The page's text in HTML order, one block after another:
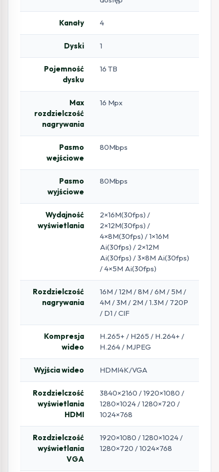
Kanały 4
Dyski 1
Pojemność
dysku
16 TB
Max
rozdzielczość
nagrywania
16 Mpx
Pasmo
wejściowe
80Mbps
Pasmo
wyjściowe
80Mbps
Wydajność
wyświetlania
2×16M(30fps) /
2×12M(30fps) /
4×8M(30fps) / 1×16M
Ai(30fps) / 2×12M
Ai(30fps) / 3×8M Ai(30fps)
/ 4×5M Ai(30fps)
Rozdzielczość
nagrywania
16M / 12M / 8M / 6M / 5M /
4M / 3M / 2M / 1.3M / 720P
/ D1 / CIF
Kompresja
wideo
H.265+ / H265 / H.264+ /
H.264 / MJPEG
Wyjścia wideo HDMI4K/VGA
Rozdzielczość
wyświetlania
HDMI
3840×2160 / 1920×1080 /
1280×1024 / 1280×720 /
1024×768
Rozdzielczość
wyświetlania
VGA
1920×1080 / 1280×1024 /
1280×720 / 1024×768